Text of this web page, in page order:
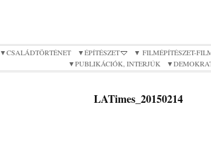
▼CSALÁDTÖRTÉNET ▼ÉPÍTÉSZET ▼ FILMÉPÍTÉSZET-
▼PUBLIKÁCIÓK, INTERJÚK
LATimes_20150214